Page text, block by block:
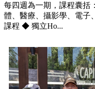
每四週為一期，課程囊括
體、醫療、攝影學、電
課程 ◆ 獨立Ho...